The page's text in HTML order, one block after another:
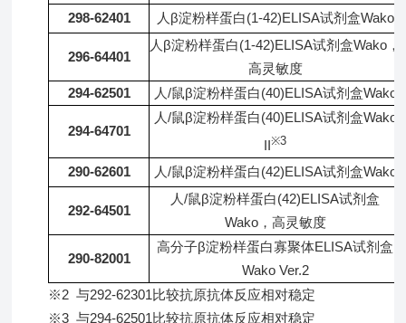
298-62401 人β淀粉样蛋白(1-42)ELISA试剂盒Wako
296-64401
人β淀粉样蛋白(1-42)ELISA试剂盒Wako，
高灵敏度
294-62501
人/鼠β淀粉样蛋白(40)ELISA试剂盒Wako
294-64701
人/鼠β淀粉样蛋白(40)ELISA试剂盒Wako
II※3
290-62601 人/鼠β淀粉样蛋白(42)ELISA试剂盒Wako
292-64501
人/鼠β淀粉样蛋白(42)ELISA试剂盒
Wako，高灵敏度
290-82001
高分子β淀粉样蛋白寡聚体ELISA试剂盒
Wako Ver.2
※2 与292-62301比较抗原抗体反应相对稳定
※3 与294-62501比较抗原抗体反应相对稳定